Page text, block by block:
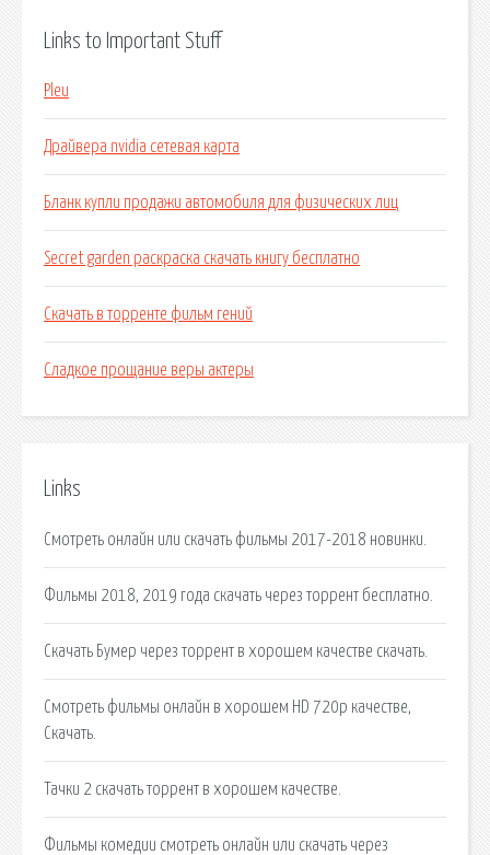
Links to Important Stuff
Pleu
Драйвера nvidia сетевая карта
Бланк купли продажи автомобиля для физических лиц
Secret garden раскраска скачать книгу бесплатно
Скачать в торренте фильм гений
Сладкое прощание веры актеры
Links
Смотреть онлайн или скачать фильмы 2017-2018 новинки.
Фильмы 2018, 2019 года скачать через торрент бесплатно.
Скачать Бумер через торрент в хорошем качестве скачать.
Смотреть фильмы онлайн в хорошем HD 720p качестве,
Скачать.
Тачки 2 скачать торрент в хорошем качестве.
Фильмы комедии смотреть онлайн или скачать через